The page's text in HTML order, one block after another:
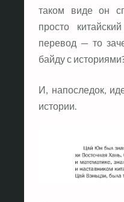
таком виде он
просто
перевод — то
байду с
И, напоследок,
истории.